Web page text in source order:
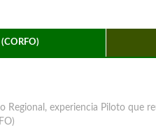
Regional, experiencia Piloto que